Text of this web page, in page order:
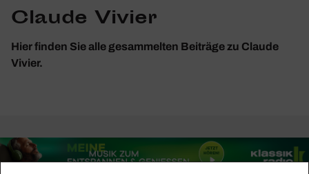
Claude Vivier
Hier finden Sie alle gesammelten Beiträge zu Claude
Vivier.